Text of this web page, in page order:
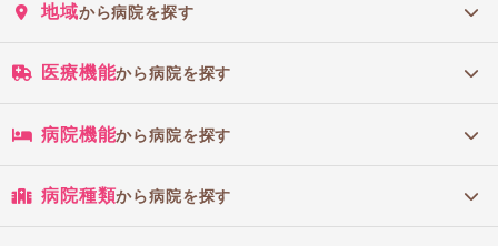
地域から病院を探す
医療機能から病院を探す
病院機能から病院を探す
病院種類から病院を探す